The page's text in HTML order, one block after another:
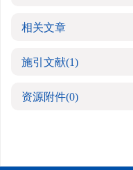
相关文章
施引文献(1)
资源附件(0)